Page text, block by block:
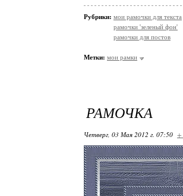
Рубрики: мои рамочки для текста
рамочки 'зеленый фон'
рамочки для постов
Метки: мои рамки
РАМОЧКА
Четверг, 03 Мая 2012 г. 07:50 +